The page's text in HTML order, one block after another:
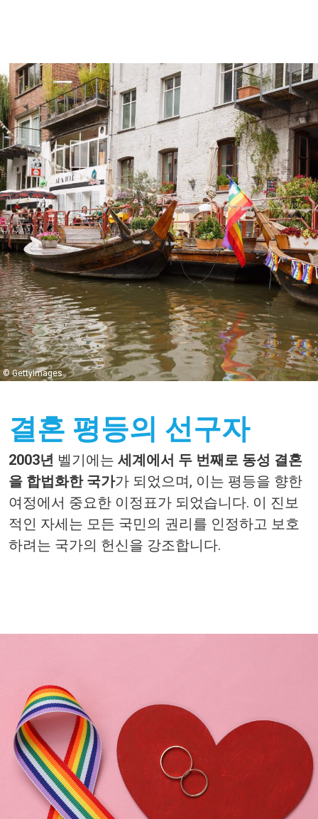
© GettyImages
결혼 평등의 선구자
2003년 벨기에는 세계에서 두 번째로 동성 결혼
을 합법화한 국가가 되었으며, 이는 평등을 향한
여정에서 중요한 이정표가 되었습니다. 이 진보
적인 자세는 모든 국민의 권리를 인정하고 보호
하려는 국가의 헌신을 강조합니다.